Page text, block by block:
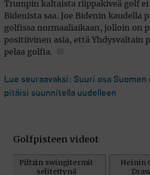
Trumpin kaltaista riippakiveä golf
Bidenista saa. Joe Bidenin kaudella
golfissa normaaliaikaan, jolloin on
positiivinen asia, että Yhdysvaltain
pelaa golfia.
Lue seuraavaksi: Suuri osa
pitäisi suunnitella uudelleen